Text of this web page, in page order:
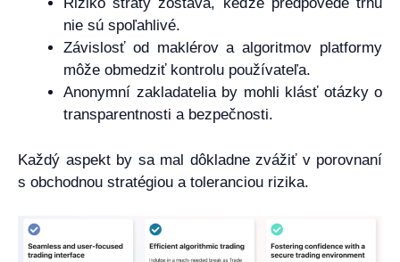
nie sú spoľahlivé.
Závislosť od maklérov a algoritmov platformy
môže obmedziť kontrolu používateľa.
Anonymní zakladatelia by mohli klásť otázky o
transparentnosti a bezpečnosti.
Každý aspekt by sa mal dôkladne zvážiť v porovnaní
s obchodnou stratégiou a toleranciou rizika.